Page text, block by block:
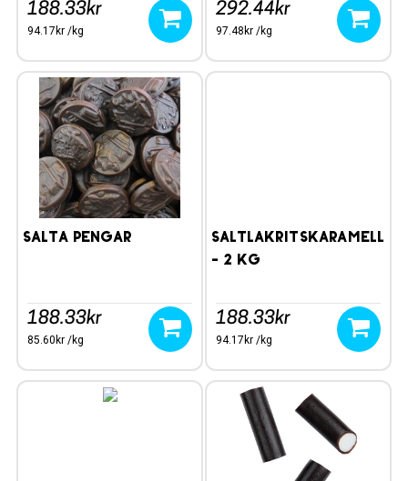
188.33kr
94.17kr /kg
292.44kr
97.48kr /kg
SALTA PENGAR
188.33kr
85.60kr /kg
SALTLAKRITSKARAMELLER
- 2 kg
188.33kr
94.17kr /kg